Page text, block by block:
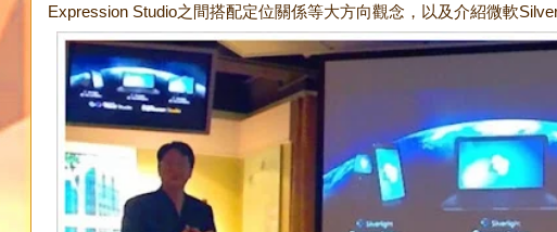
Expression Studio之間搭配定位關係等大方向觀念，以及介紹微軟